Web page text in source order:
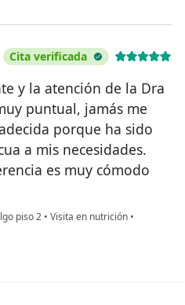
Cita verificada
y la atención de la Dra
puntual, jamás me
porque ha sido
a mis necesidades.
es muy cómodo
piso 2 • Visita en nutrición •